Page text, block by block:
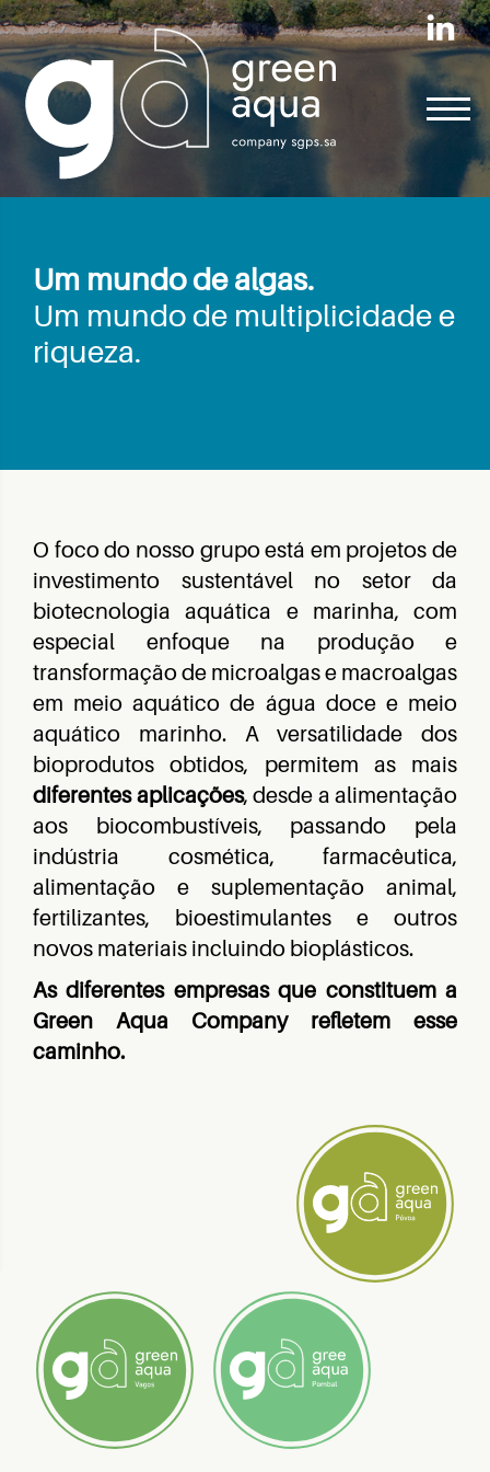
Um mundo de algas.
Um mundo de multiplicidade e
riqueza.
O foco do nosso grupo está em projetos de
investimento sustentável no setor da
biotecnologia aquática e marinha, com
especial enfoque na produção e
transformação de microalgas e macroalgas
em meio aquático de água doce e meio
aquático marinho. A versatilidade dos
bioprodutos obtidos, permitem as mais
diferentes aplicações, desde a alimentação
aos biocombustíveis, passando pela
indústria cosmética, farmacêutica,
alimentação e suplementação animal,
fertilizantes, bioestimulantes e outros
novos materiais incluindo bioplásticos.
As diferentes empresas que constituem a
Green Aqua Company refletem esse
caminho.